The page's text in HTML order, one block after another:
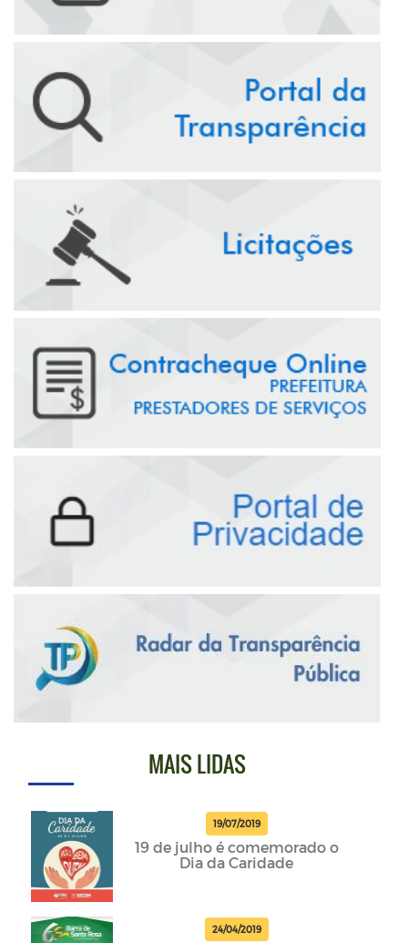
MAIS LIDAS
19/07/2019
19 de julho é comemorado o
Dia da Caridade
24/04/2019